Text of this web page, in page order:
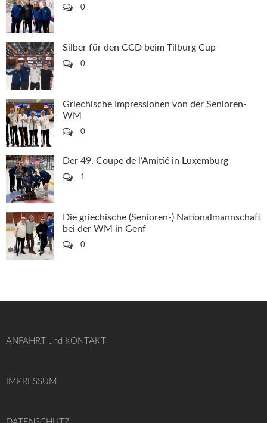
0
Silber für den CCD beim Tilburg Cup
0
Griechische Impressionen von der Senioren-
WM
0
Der 49. Coupe de l’Amitié in Luxemburg
1
Die griechische (Senioren-) Nationalmannschaft
bei der WM in Genf
0
ANFAHRT und KONTAKT
IMPRESSUM